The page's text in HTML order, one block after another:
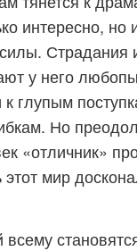
интересно, но
Страдания
у него
глупым
Но
«отличник»
этот мир
всему